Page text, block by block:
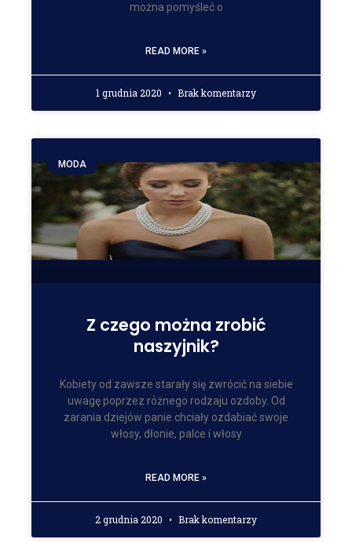
można pomyśleć o
READ MORE »
1 grudnia 2020 Brak komentarzy
MODA
Z czego można zrobić
naszyjnik?
Kobiety od zawsze starały się zwrócić na siebie
uwagę poprzez różnego rodzaju ozdoby. Od
zarania dziejów panie chciały ozdabiać swoje
włosy, dłonie, palce i włosy
READ MORE »
2 grudnia 2020 Brak komentarzy